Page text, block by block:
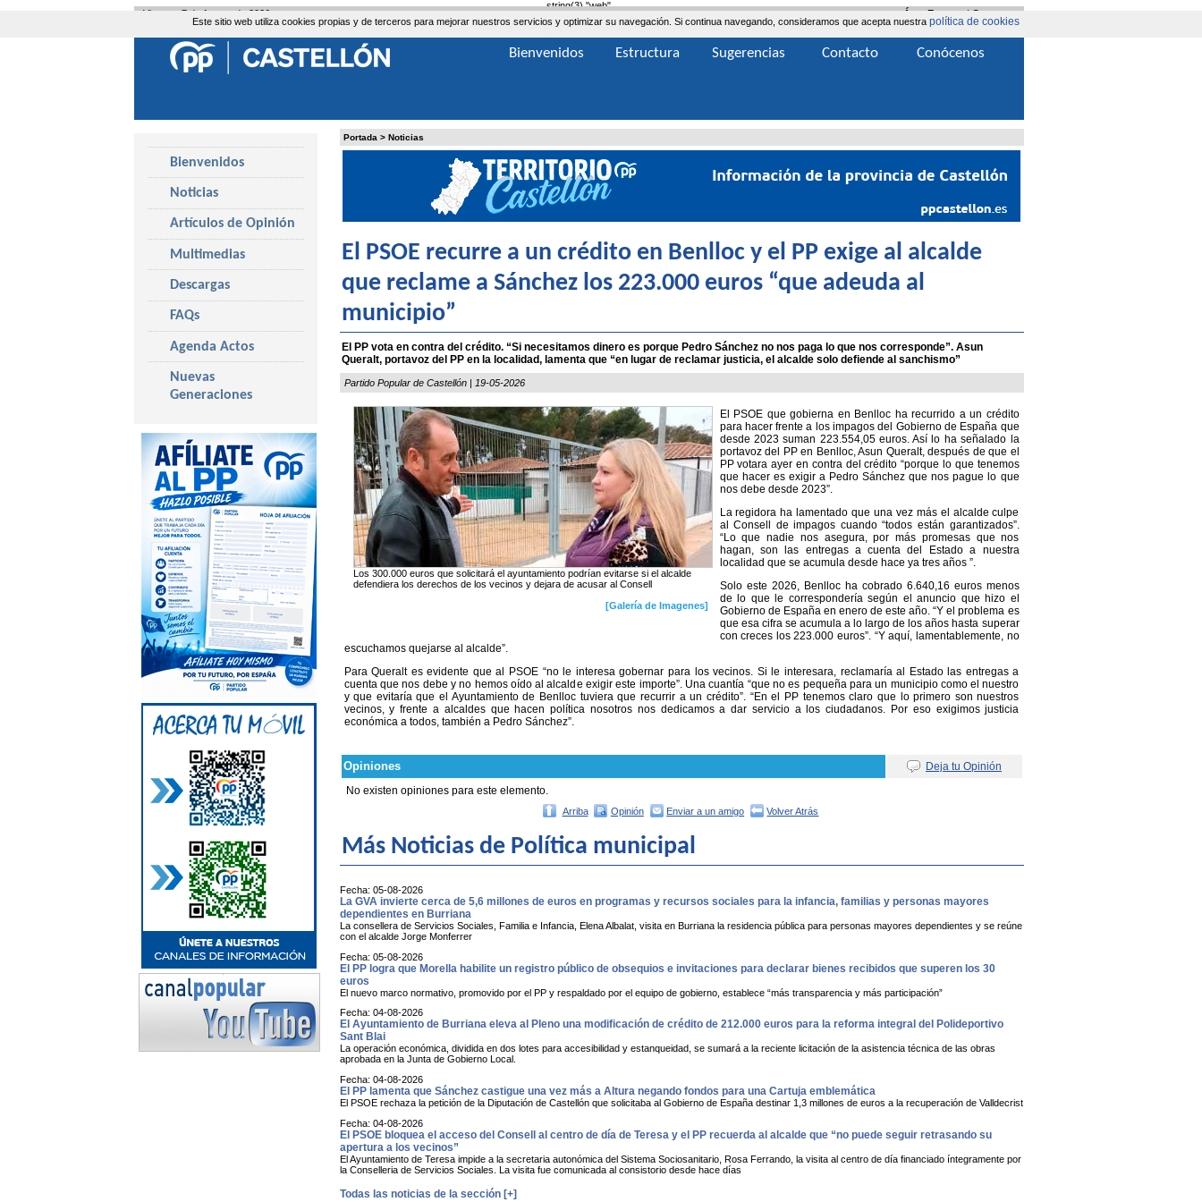
string(3) "web"
Este sitio web utiliza cookies propias y de terceros para mejorar nuestros servicios y optimizar su navegación. Si continua navegando, consideramos que acepta nuestra política de cookies
Portada > Noticias
El PSOE recurre a un crédito en Benlloc y el PP exige al alcalde
que reclame a Sánchez los 223.000 euros “que adeuda al
municipio”
El PP vota en contra del crédito. “Si necesitamos dinero es porque Pedro Sánchez no nos paga lo que nos corresponde”. Asun
Queralt, portavoz del PP en la localidad, lamenta que “en lugar de reclamar justicia, el alcalde solo defiende al sanchismo”
Partido Popular de Castellón | 19-05-2026
Los 300.000 euros que solicitará el ayuntamiento podrían evitarse si el alcalde
defendiera los derechos de los vecinos y dejara de acusar al Consell
[Galería de Imagenes]
El PSOE que gobierna en Benlloc ha recurrido a un crédito
para hacer frente a los impagos del Gobierno de España que
desde 2023 suman 223.554,05 euros. Así lo ha señalado la
portavoz del PP en Benlloc, Asun Queralt, después de que el
PP votara ayer en contra del crédito “porque lo que tenemos
que hacer es exigir a Pedro Sánchez que nos pague lo que
nos debe desde 2023”.
La regidora ha lamentado que una vez más el alcalde culpe
al Consell de impagos cuando “todos están garantizados”.
“Lo que nadie nos asegura, por más promesas que nos
hagan, son las entregas a cuenta del Estado a nuestra
localidad que se acumula desde hace ya tres años ”.
Solo este 2026, Benlloc ha cobrado 6.640,16 euros menos
de lo que le correspondería según el anuncio que hizo el
Gobierno de España en enero de este año. “Y el problema es
que esa cifra se acumula a lo largo de los años hasta superar
con creces los 223.000 euros”. “Y aquí, lamentablemente, no
escuchamos quejarse al alcalde”.
Para Queralt es evidente que al PSOE “no le interesa gobernar para los vecinos. Si le interesara, reclamaría al Estado las entregas a
cuenta que nos debe y no hemos oído al alcalde exigir este importe”. Una cuantía “que no es pequeña para un municipio como el nuestro
y que evitaría que el Ayuntamiento de Benlloc tuviera que recurrir a un crédito”. “En el PP tenemos claro que lo primero son nuestros
vecinos, y frente a alcaldes que hacen política nosotros nos dedicamos a dar servicio a los ciudadanos. Por eso exigimos justicia
económica a todos, también a Pedro Sánchez”.
Opiniones
Deja tu Opinión
No existen opiniones para este elemento.
Arriba Opinión Enviar a un amigo Volver Atrás
Más Noticias de Política municipal
Fecha: 05-08-2026
La GVA invierte cerca de 5,6 millones de euros en programas y recursos sociales para la infancia, familias y personas mayores
dependientes en Burriana
La consellera de Servicios Sociales, Familia e Infancia, Elena Albalat, visita en Burriana la residencia pública para personas mayores dependientes y se reúne
con el alcalde Jorge Monferrer
Fecha: 05-08-2026
El PP logra que Morella habilite un registro público de obsequios e invitaciones para declarar bienes recibidos que superen los 30
euros
El nuevo marco normativo, promovido por el PP y respaldado por el equipo de gobierno, establece “más transparencia y más participación”
Fecha: 04-08-2026
El Ayuntamiento de Burriana eleva al Pleno una modificación de crédito de 212.000 euros para la reforma integral del Polideportivo
Sant Blai
La operación económica, dividida en dos lotes para accesibilidad y estanqueidad, se sumará a la reciente licitación de la asistencia técnica de las obras
aprobada en la Junta de Gobierno Local.
Fecha: 04-08-2026
El PP lamenta que Sánchez castigue una vez más a Altura negando fondos para una Cartuja emblemática
El PSOE rechaza la petición de la Diputación de Castellón que solicitaba al Gobierno de España destinar 1,3 millones de euros a la recuperación de Valldecrist
Fecha: 04-08-2026
El PSOE bloquea el acceso del Consell al centro de día de Teresa y el PP recuerda al alcalde que “no puede seguir retrasando su
apertura a los vecinos”
El Ayuntamiento de Teresa impide a la secretaria autonómica del Sistema Sociosanitario, Rosa Ferrando, la visita al centro de día financiado íntegramente por
la Conselleria de Servicios Sociales. La visita fue comunicada al consistorio desde hace días
Todas las noticias de la sección [+]
Bienvenidos
Noticias
Artículos de Opinión
Multimedias
Descargas
FAQs
Agenda Actos
Nuevas
Generaciones
Viernes, 7 de Agosto de 2026 |Contacta
Área Extranet
Bienvenidos Estructura Sugerencias Contacto Conócenos